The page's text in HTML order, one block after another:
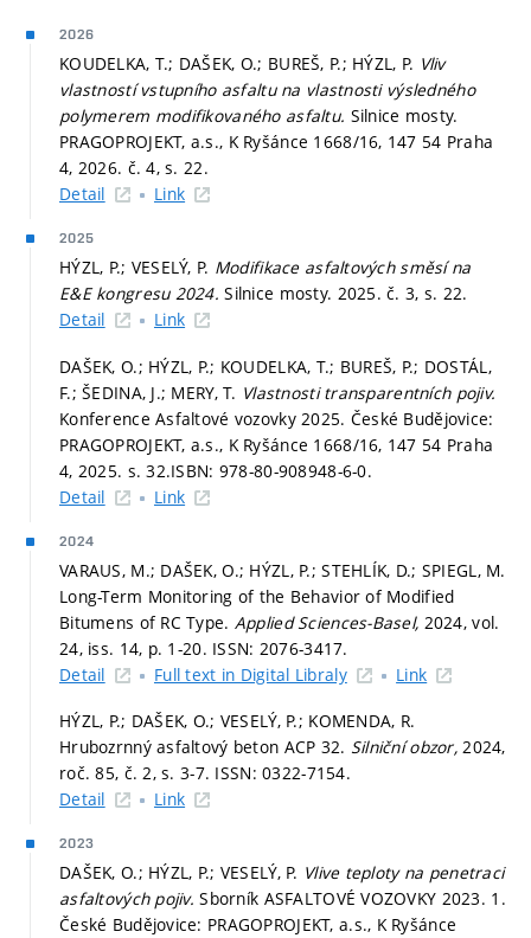
2026
KOUDELKA, T.; DAŠEK, O.; BUREŠ, P.; HÝZL, P. Vliv
vlastností vstupního asfaltu na vlastnosti výsledného
polymerem modifikovaného asfaltu. Silnice mosty.
PRAGOPROJEKT, a.s., K Ryšánce 1668/16, 147 54 Praha
4, 2026. č. 4,s. 22.
Detail
Link
2025
HÝZL, P.; VESELÝ, P. Modifikace asfaltových směsí na
E&E kongresu 2024.Silnice mosty. 2025. č. 3, s. 22.
Detail
Link
DAŠEK, O.; HÝZL, P.; KOUDELKA, T.; BUREŠ, P.; DOSTÁL,
F.; ŠEDINA, J.; MERY, T. Vlastnosti transparentních pojiv.
Konference Asfaltové vozovky 2025. České Budějovice:
PRAGOPROJEKT, a.s., K Ryšánce 1668/16, 147 54 Praha
4, 2025. s. 32.ISBN: 978-80-908948-6-0.
Detail
Link
2024
VARAUS, M.; DAŠEK, O.; HÝZL, P.; STEHLÍK, D.; SPIEGL, M.
Long-Term Monitoring of the Behavior of Modified
Bitumens of RC Type. Applied Sciences-Basel, 2024, vol.
24, iss. 14, p. 1-20. ISSN: 2076-3417.
Detail
Full text in Digital Libraly Link
HÝZL, P.; DAŠEK, O.; VESELÝ, P.; KOMENDA, R.
Hrubozrnný asfaltový beton ACP 32. Silniční obzor,2024,
roč. 85, č. 2,s. 3-7. ISSN: 0322-7154.
Detail
Link
2023
DAŠEK, O.; HÝZL, P.; VESELÝ, P. Vlive teploty na penetraci
asfaltových pojiv.Sborník ASFALTOVÉ VOZOVKY 2023. 1.
České Budějovice: PRAGOPROJEKT, a.s., K Ryšánce